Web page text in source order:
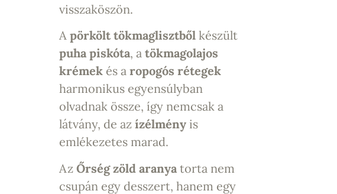
visszaköszön.
Apörkölt tökmaglisztből készült
puha piskóta, atökmagolajos
krémek és aropogós rétegek
harmonikus egyensúlyban
olvadnak össze, így nemcsak a
látvány, de azízélmény is
emlékezetes marad.
AzŐrség zöld aranya torta nem
csupán egy desszert, hanem egy